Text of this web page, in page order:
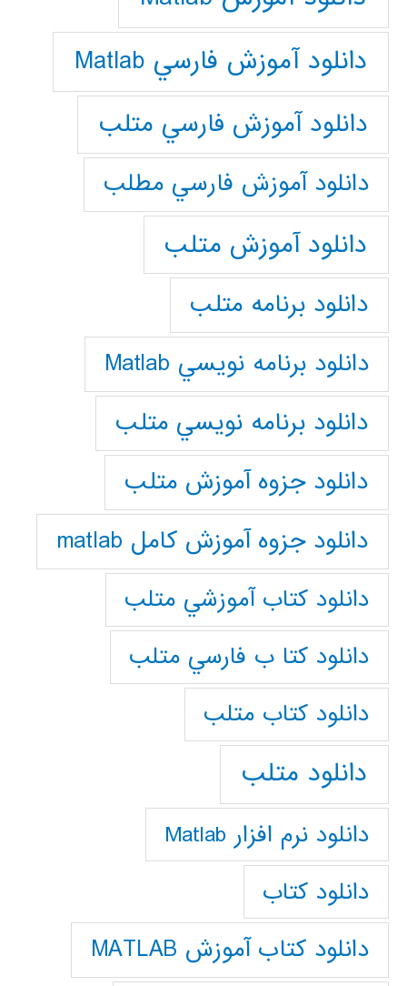
دانلود آموزش فارسي Matlab
دانلود آموزش فارسي متلب
دانلود آموزش فارسي مطلب
دانلود آموزش متلب
دانلود برنامه متلب
دانلود برنامه نويسي Matlab
دانلود برنامه نويسي متلب
دانلود جزوه آموزش متلب
دانلود جزوه آموزش کامل matlab
دانلود كتاب آموزشي متلب
دانلود كتا ب فارسي متلب
دانلود كتاب متلب
دانلود متلب
دانلود نرم افزار Matlab
دانلود کتاب
دانلود کتاب آموزش MATLAB